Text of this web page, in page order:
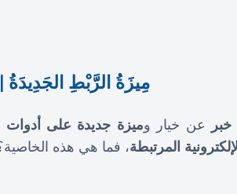
مِيزَةُ الرَّبْطِ الجَدِيدَةُ | Search Console
خبر عن خيار وميزة جديدة على
المرتبطة، فما هي هذه